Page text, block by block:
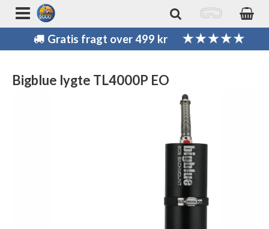
Gratis fragt over 499 kr
Bigblue lygte TL4000P EO